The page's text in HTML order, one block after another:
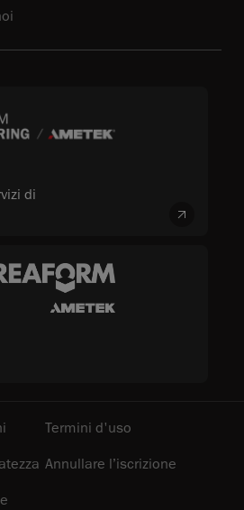
di
Termini d'uso
Annullare l’iscrizione